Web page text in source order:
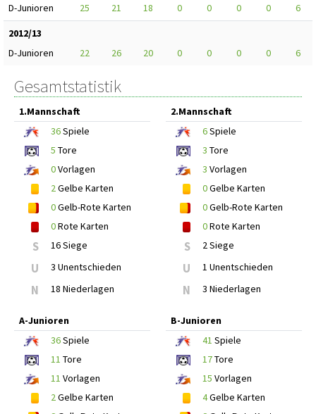
D-Junioren
25 21 18 0 0 0 0
6
2012/13
D-Junioren
22 26 20 0 0 0 0 6
Gesamtstatistik
1.Mannschaft
36Spiele
5 Tore
0Vorlagen
2Gelbe Karten
0Gelb-Rote Karten
0Rote Karten
S 16 Siege
U 3 Unentschieden
N 18 Niederlagen
2.Mannschaft
6Spiele
3 Tore
3 Vorlagen
0Gelbe Karten
0Gelb-Rote Karten
0Rote Karten
S 2 Siege
U 1 Unentschieden
N 3 Niederlagen
A-Junioren
36Spiele
11 Tore
11 Vorlagen
2Gelbe Karten
B-Junioren
41 Spiele
17Tore
15 Vorlagen
4Gelbe Karten